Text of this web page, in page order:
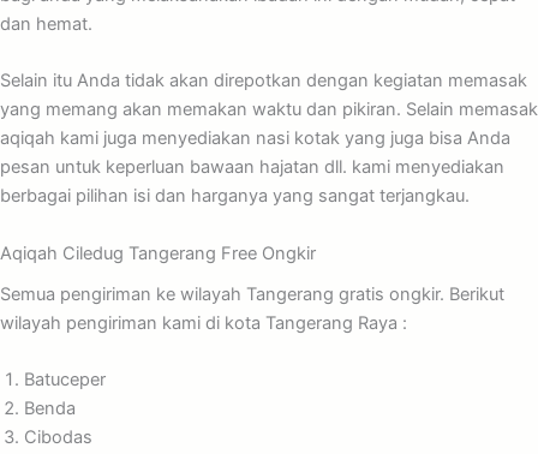
dan hemat.
Selain itu Anda tidak akan direpotkan dengan kegiatan memasak
yang memang akan memakan waktu dan pikiran. Selain memasak
aqiqah kami juga menyediakan nasi kotak yang juga bisa Anda
pesan untuk keperluan bawaan hajatan dll. kami menyediakan
berbagai pilihan isi dan harganya yang sangat terjangkau.
Aqiqah Ciledug Tangerang Free Ongkir
Semua pengiriman ke wilayah Tangerang gratis ongkir. Berikut
wilayah pengiriman kami di kota Tangerang Raya :
Batuceper
Benda
Cibodas